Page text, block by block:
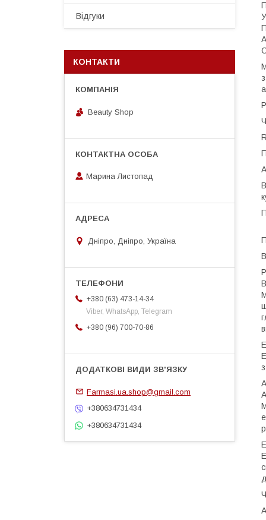
Відгуки
КОНТАКТИ
Beauty Shop
Марина Листопад
Дніпро, Дніпро, Україна
+380 (63) 473-14-34
Viber, WhatsApp, Telegram
+380 (96) 700-70-86
Farmasi.ua.shop@gmail.com
+380634731434
+380634731434